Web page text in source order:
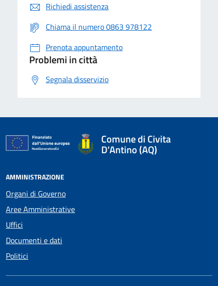
Richiedi assistenza
Chiama il numero 0863 978122
Prenota appuntamento
Problemi in città
Segnala disservizio
Comune di Civita
D'Antino (AQ)
AMMINISTRAZIONE
Organi di Governo
Aree Amministrative
Uffici
Documenti e dati
Politici